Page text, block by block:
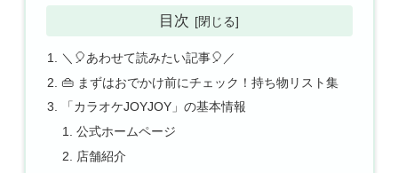
目次
＼🎈あわせて読みたい記事🎈／
👜 まずはおでかけ前にチェック！持ち物リスト集
「カラオケJOYJOY」の基本情報
公式ホームページ
店舗紹介